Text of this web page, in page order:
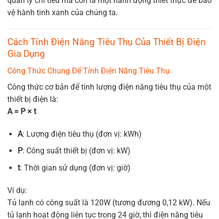
vệ hành tinh xanh của chúng ta.
Cách Tính Điện Năng Tiêu Thụ Của Thiết Bị Điện
Gia Dụng
Công Thức Chung Để Tính Điện Năng Tiêu Thụ
Công thức cơ bản để tính lượng điện năng tiêu thụ của một
thiết bị điện là:
A = P × t
A: Lượng điện tiêu thụ (đơn vị: kWh)
P: Công suất thiết bị (đơn vị: kW)
t: Thời gian sử dụng (đơn vị: giờ)
Ví dụ:
Tủ lạnh có công suất là 120W (tương đương 0,12 kW). Nếu
tủ lạnh hoạt động liên tục trong 24 giờ, thì điện năng tiêu